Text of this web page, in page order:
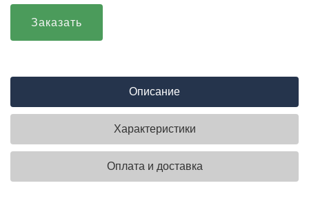
Заказать
Описание
Характеристики
Оплата и доставка